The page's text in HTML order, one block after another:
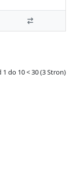
1 do 10 < 30 (3 Stron)